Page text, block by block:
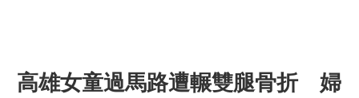
高雄女童過馬路遭輾雙腿骨折 婦